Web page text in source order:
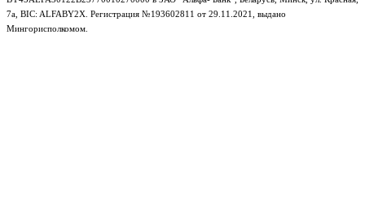
7а, BIC: ALFABY2X. Регистрация №193602811 от 29.11.2021, выдано
Мингорисполкомом.